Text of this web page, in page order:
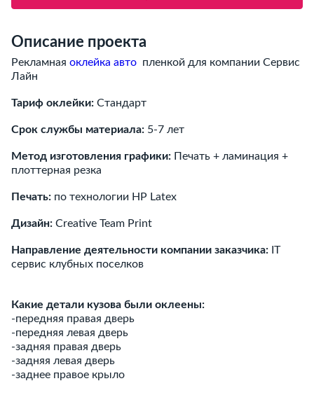
Описание проекта
Рекламная оклейка авто пленкой для компании Сервис
Лайн
Тариф оклейки: Стандарт
Срок службы материала: 5-7 лет
Метод изготовления графики: Печать + ламинация +
плоттерная резка
Печать: по технологии HP Latex
Дизайн: Creative Team Print
Направление деятельности компании заказчика: IT
сервис клубных поселков
Какие детали кузова были оклеены:
-передняя правая дверь
-передняя левая дверь
-задняя правая дверь
-задняя левая дверь
-заднее правое крыло